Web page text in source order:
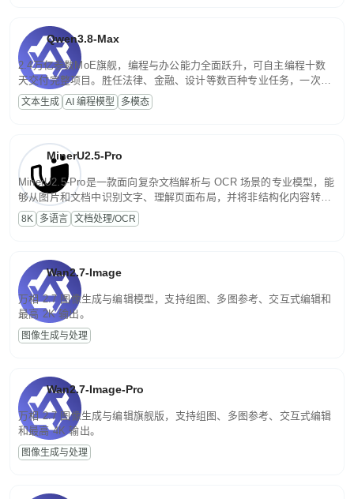
Qwen3.8-Max
2.4万亿参数MoE旗舰，编程与办公能力全面跃升，可自主编程十数
天交付完整项目。胜任法律、金融、设计等数百种专业任务，一次对
话端到端交付生产级成果。原生视觉理解贯穿规划、执行与验证全流
程，支持超长文档与长视频的深度语义解析。长程任务中自主规划与
文本生成 AI 编程模型 多模态
MinerU2.5-Pro
MinerU2.5-Pro是一款面向复杂文档解析与 OCR 场景的专业模型，能
够从图片和文档中识别文字、理解页面布局，并将非结构化内容转换
为便于存储、检索和二次处理的结构化结果。
8K 多语言 文档处理/OCR
Wan2.7-Image
万相 2.7 图像生成与编辑模型，支持组图、多图参考、交互式编辑和
最高 2K 输出。
图像生成与处理
Wan2.7-Image-Pro
万相 2.7 图像生成与编辑旗舰版，支持组图、多图参考、交互式编辑
和最高 4K 输出。
图像生成与处理